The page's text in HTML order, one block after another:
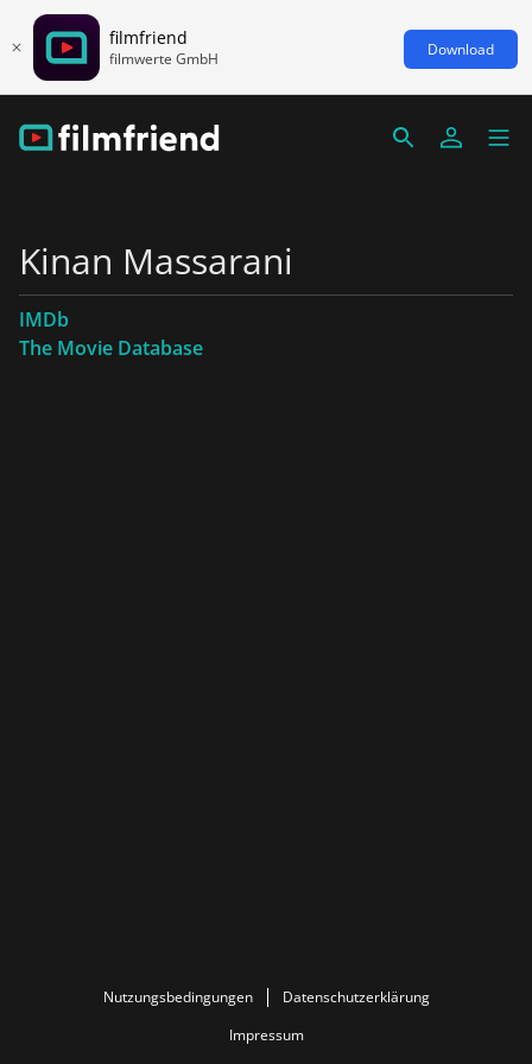
filmfriend
filmwerte GmbH Download
Kinan Massarani
IMDb
The Movie Database
Nutzungsbedingungen
Datenschutzerklärung
Impressum